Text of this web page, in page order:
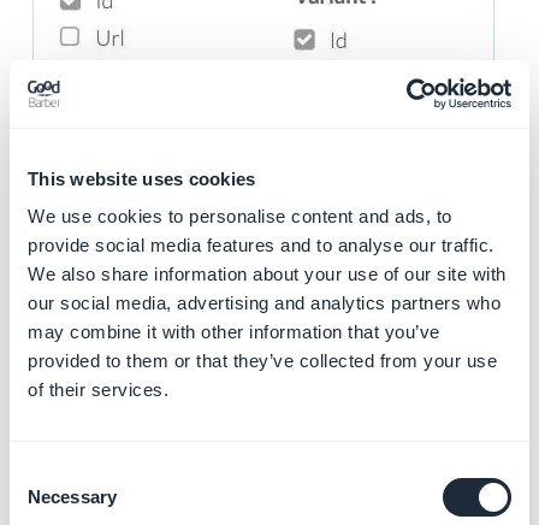
This website uses cookies
We use cookies to personalise content and ads, to
provide social media features and to analyse our traffic.
We also share information about your use of our site with
our social media, advertising and analytics partners who
may combine it with other information that you’ve
provided to them or that they’ve collected from your use
of their services.
Selection
Necessary
por ejemplo (valor separado por comas) y mueve tus
precios reducidos (precios originales) en la columna
Price..
variant_original_price a cero, descarga el nuevo